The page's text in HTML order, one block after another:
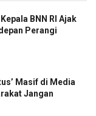
BNN RI Ajak
Perangi
Masif di Media
Jangan